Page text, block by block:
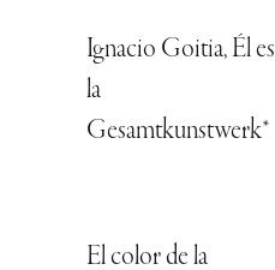
Ignacio Goitia, Él es
la
Gesamtkunstwerk*
El color de la